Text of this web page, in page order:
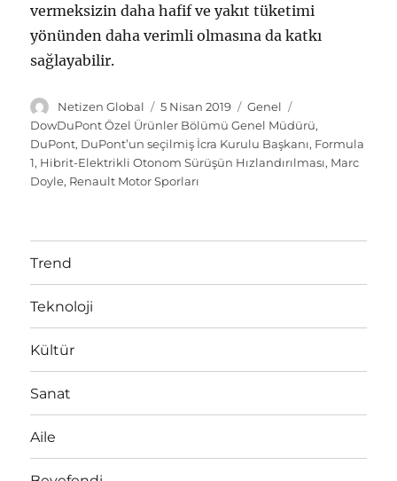
vermeksizin daha hafif ve yakıt tüketimi
yönünden daha verimli olmasına da katkı
sağlayabilir.
Y
a
z
a
r
Netizen Global
Y
a
y
ı
n
5 Nisan 2019
K
a
t
e
Genel
t
i
k
DowDuPont Özel Ürünler Bölümü Genel Müdürü,
DuPont, DuPont’un seçilmiş İcra Kurulu Başkanı, Formula
1, Hibrit-Elektrikli Otonom Sürüşün Hızlandırılması, Marc
Doyle, Renault Motor Sporları
Trend
Teknoloji
Kültür
Sanat
Aile